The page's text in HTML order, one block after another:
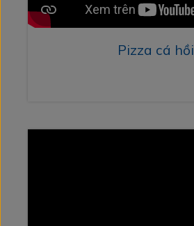
Pizza cá hồi